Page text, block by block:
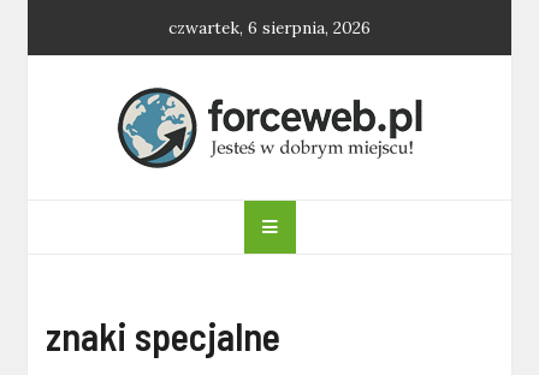
czwartek, 6 sierpnia, 2026
forceweb.pl
znaki specjalne